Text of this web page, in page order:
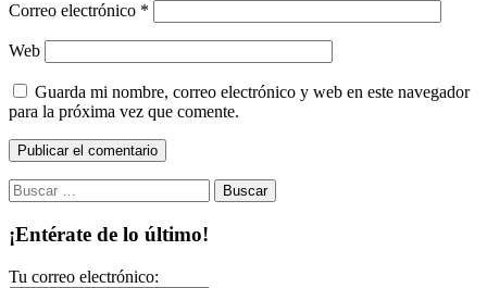
Correo electrónico *
Web
Guarda mi nombre, correo electrónico y web en este navegador
para la próxima vez que comente.
Buscar:
¡Entérate de lo último!
Tu correo electrónico: